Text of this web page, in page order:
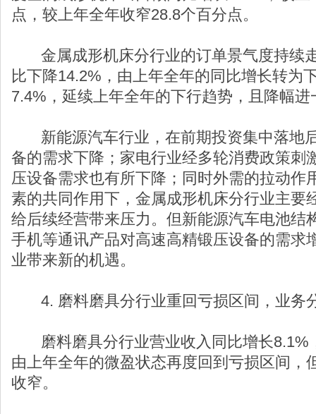
点，较上年全年收窄28.8个百分点。
金属成形机床分行业的订单景气度持续
比下降14.2%，由上年全年的同比增长转为
7.4%，延续上年全年的下行趋势，且降幅进
新能源汽车行业，在前期投资集中落地
备的需求下降；家电行业经多轮消费政策刺
压设备需求也有所下降；同时外需的拉动作
素的共同作用下，金属成形机床分行业主要
给后续经营带来压力。但新能源汽车电池结
手机等通讯产品对高速高精锻压设备的需求
业带来新的机遇。
4. 磨料磨具分行业重回亏损区间，业务
磨料磨具分行业营业收入同比增长8.1%
由上年全年的微盈状态再度回到亏损区间，
收窄。